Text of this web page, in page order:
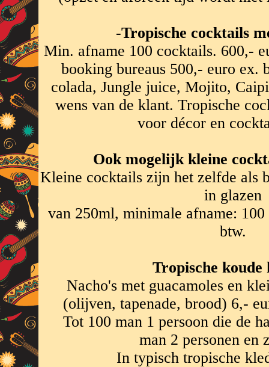
-Tropische cocktails
Min. afname 100 cocktails. 600,-
booking bureaus 500,- euro ex.
colada, Jungle juice, Mojito,
wens van de klant. Tropische
voor décor en
Ook mogelijk kleine
Kleine cocktails zijn het zelfde als
in glazen
van 250ml, minimale afname:
btw.
Tropische koude
Nacho's met guacamoles en
(olijven, tapenade, brood) 6,-
Tot 100 man 1 persoon die de
man 2 personen en
In typisch tropische